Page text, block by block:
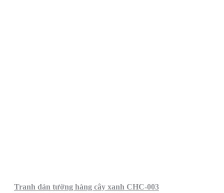
Tranh dán tường hàng cây xanh CHC-003